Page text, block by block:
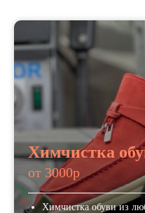
Химчистка
от 3000р
Химчистка обуви из